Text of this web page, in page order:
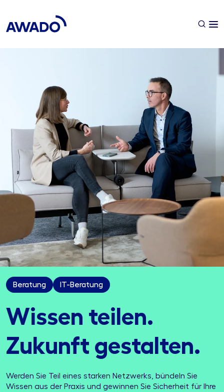
Beratung IT-Beratung
Wissen teilen.
Zukunft gestalten.
Werden Sie Teil eines starken Netzwerks, bündeln Sie
Wissen aus der Praxis und gewinnen Sie Sicherheit für Ihre